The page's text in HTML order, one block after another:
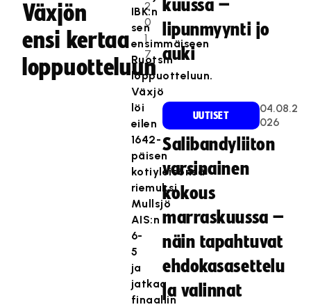
Växjön
ensi kertaa
loppuotteluun
2
0
1
7
IBK:n
sen
ensimmäiseen
Ruotsin
loppuotteluun.
Växjö
löi
eilen
1642-
päisen
kotiyleisönsä
riemuksi
Mullsjö
AIS:n
6-
5
ja
jatkaa
finaaliin
kuussa –
lipunmyynti jo
auki
UUTISET
04.08.2
026
Salibandyliiton
varsinainen
kokous
marraskuussa –
näin tapahtuvat
ehdokasasettelu
ja valinnat